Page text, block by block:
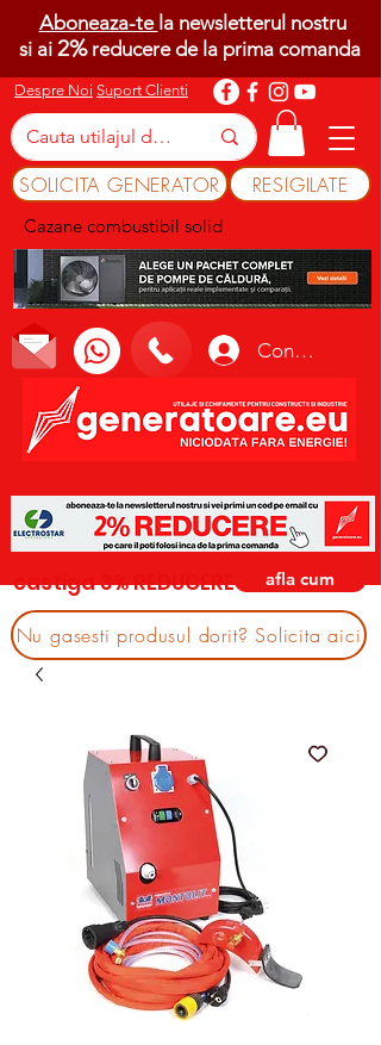
Despre Noi Suport Clienti
SOLICITA GENERATOR RESIGILATE
Cazane combustibil solid
Conectează-te
Aboneaza-te la newsletterul nostru
si ai 2%reducere de la prima comanda
castiga 3% REDUCERE afla cum
Nu gasesti produsul dorit? Solicita aici